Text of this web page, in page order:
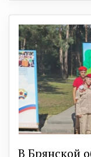
В Брянской